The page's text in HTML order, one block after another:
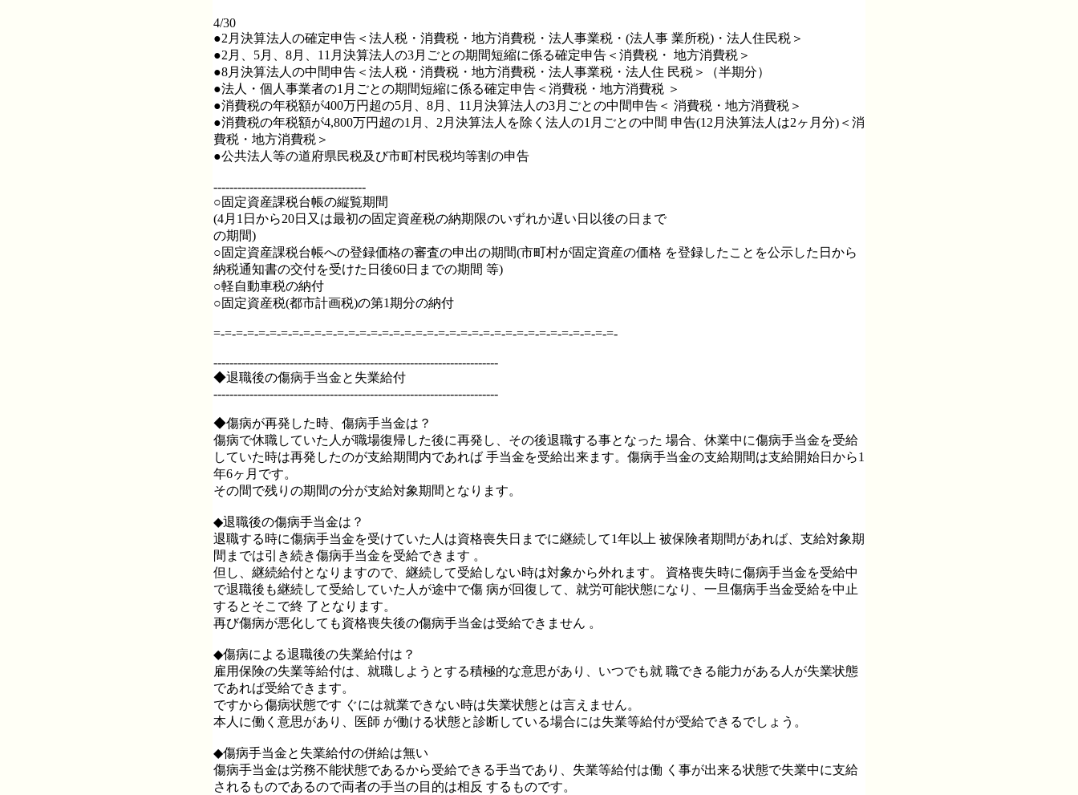
4/30
●2月決算法人の確定申告＜法人税・消費税・地方消費税・法人事業税・(法人事 業所税)・法人住民税＞
●2月、5月、8月、11月決算法人の3月ごとの期間短縮に係る確定申告＜消費税・ 地方消費税＞
●8月決算法人の中間申告＜法人税・消費税・地方消費税・法人事業税・法人住 民税＞（半期分）
●法人・個人事業者の1月ごとの期間短縮に係る確定申告＜消費税・地方消費税 ＞
●消費税の年税額が400万円超の5月、8月、11月決算法人の3月ごとの中間申告＜ 消費税・地方消費税＞
●消費税の年税額が4,800万円超の1月、2月決算法人を除く法人の1月ごとの中間 申告(12月決算法人は2ヶ月分)＜消
費税・地方消費税＞
●公共法人等の道府県民税及び市町村民税均等割の申告
--------------------------------------
○固定資産課税台帳の縦覧期間
(4月1日から20日又は最初の固定資産税の納期限のいずれか遅い日以後の日まで
の期間)
○固定資産課税台帳への登録価格の審査の申出の期間(市町村が固定資産の価格 を登録したことを公示した日から
納税通知書の交付を受けた日後60日までの期間 等)
○軽自動車税の納付
○固定資産税(都市計画税)の第1期分の納付
=-=-=-=-=-=-=-=-=-=-=-=-=-=-=-=-=-=-=-=-=-=-=-=-=-=-=-=-=-=-=-=-=-=-=-=-
-----------------------------------------------------------------------
◆退職後の傷病手当金と失業給付
-----------------------------------------------------------------------
◆傷病が再発した時、傷病手当金は？
傷病で休職していた人が職場復帰した後に再発し、その後退職する事となった 場合、休業中に傷病手当金を受給
していた時は再発したのが支給期間内であれば 手当金を受給出来ます。傷病手当金の支給期間は支給開始日から1
年6ヶ月です。
その間で残りの期間の分が支給対象期間となります。
◆退職後の傷病手当金は？
退職する時に傷病手当金を受けていた人は資格喪失日までに継続して1年以上 被保険者期間があれば、支給対象期
間までは引き続き傷病手当金を受給できます 。
但し、継続給付となりますので、継続して受給しない時は対象から外れます。 資格喪失時に傷病手当金を受給中
で退職後も継続して受給していた人が途中で傷 病が回復して、就労可能状態になり、一旦傷病手当金受給を中止
するとそこで終 了となります。
再び傷病が悪化しても資格喪失後の傷病手当金は受給できません 。
◆傷病による退職後の失業給付は？
雇用保険の失業等給付は、就職しようとする積極的な意思があり、いつでも就 職できる能力がある人が失業状態
であれば受給できます。
ですから傷病状態です ぐには就業できない時は失業状態とは言えません。
本人に働く意思があり、医師 が働ける状態と診断している場合には失業等給付が受給できるでしょう。
◆傷病手当金と失業給付の併給は無い
傷病手当金は労務不能状態であるから受給できる手当であり、失業等給付は働 く事が出来る状態で失業中に支給
されるものであるので両者の手当の目的は相反 するものです。